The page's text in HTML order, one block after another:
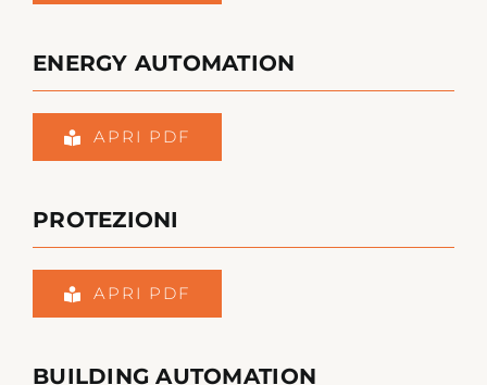
ENERGY AUTOMATION
APRI PDF
PROTEZIONI
APRI PDF
BUILDING AUTOMATION